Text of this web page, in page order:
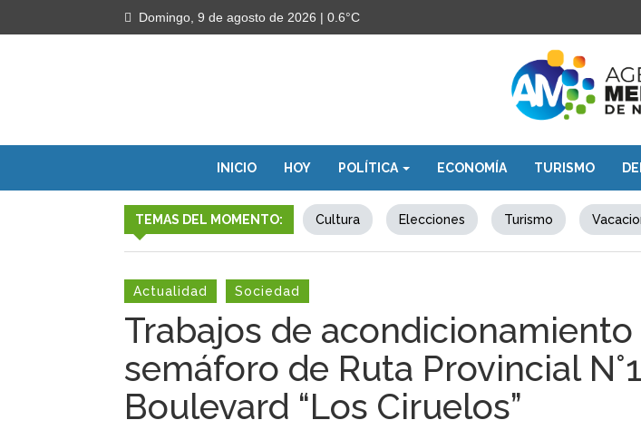
Domingo, 9 de agosto de 2026 | 0.6°C
INICIO HOY POLÍTICA ECONOMÍA TURISMO
TEMAS DEL MOMENTO: Cultura Elecciones Turismo
Actualidad Sociedad
Trabajos de acondicionamiento
semáforo de Ruta Provincial
Boulevard “Los Ciruelos”